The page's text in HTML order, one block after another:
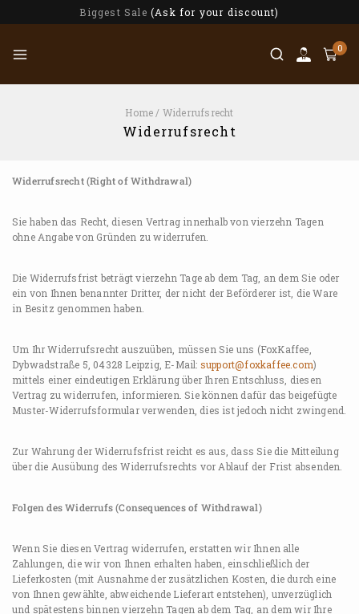
Biggest Sale (Ask for your discount)
0
Home / Widerrufsrecht
Widerrufsrecht
Widerrufsrecht (Right of Withdrawal)
Sie haben das Recht, diesen Vertrag innerhalb von vierzehn Tagen
ohne Angabe von Gründen zu widerrufen.
Die Widerrufsfrist beträgt vierzehn Tage ab dem Tag, an dem Sie oder
ein von Ihnen benannter Dritter, der nicht der Beförderer ist, die Ware
in Besitz genommen haben.
Um Ihr Widerrufsrecht auszuüben, müssen Sie uns (FoxKaffee,
Dybwadstraße 5, 04328 Leipzig, E-Mail: support@foxkaffee.com)
mittels einer eindeutigen Erklärung über Ihren Entschluss, diesen
Vertrag zu widerrufen, informieren. Sie können dafür das beigefügte
Muster-Widerrufsformular verwenden, dies ist jedoch nicht zwingend.
Zur Wahrung der Widerrufsfrist reicht es aus, dass Sie die Mitteilung
über die Ausübung des Widerrufsrechts vor Ablauf der Frist absenden.
Folgen des Widerrufs (Consequences of Withdrawal)
Wenn Sie diesen Vertrag widerrufen, erstatten wir Ihnen alle
Zahlungen, die wir von Ihnen erhalten haben, einschließlich der
Lieferkosten (mit Ausnahme der zusätzlichen Kosten, die durch eine
von Ihnen gewählte, abweichende Lieferart entstehen), unverzüglich
und spätestens binnen vierzehn Tagen ab dem Tag, an dem wir Ihre